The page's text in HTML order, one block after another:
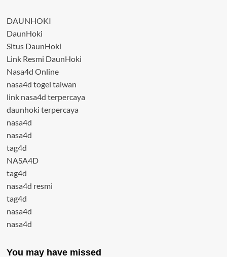
DAUNHOKI
DaunHoki
Situs DaunHoki
Link Resmi DaunHoki
Nasa4d Online
nasa4d togel taiwan
link nasa4d terpercaya
daunhoki terpercaya
nasa4d
nasa4d
tag4d
NASA4D
tag4d
nasa4d resmi
tag4d
nasa4d
nasa4d
You may have missed